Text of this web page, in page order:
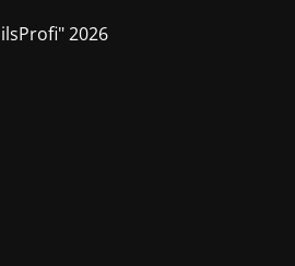
2026